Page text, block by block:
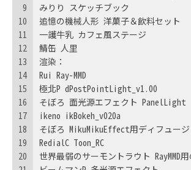
9
10
11
12
13
14
15
16
17
18
19
20
みりり スケッチブック
追憶の機械人形 洋菓子＆飲料セット
一護牛乳 カフェ風ステージ
鯖缶 人里
渲染：
Rui Ray-MMD
極北P dPostPointLight_v1.00
そぼろ 面光源エフェクト PanelLight
ikeno ikBokeh_v020a
そぼろ MikuMikuEffect用ディフュージ
RedialC Toon_RC
世界最弱のサーモントラウト RayMMD